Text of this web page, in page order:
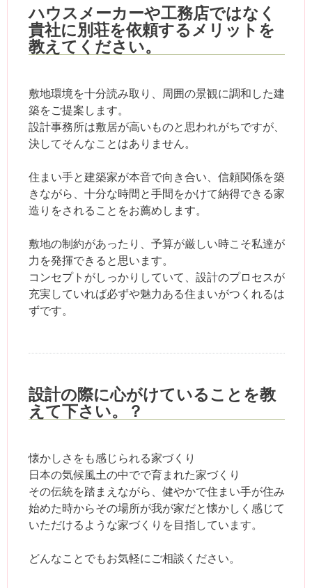
ハウスメーカーや工務店ではなく
貴社に別荘を依頼するメリットを
教えてください。
敷地環境を十分読み取り、周囲の景観に調和した建
築をご提案します。
設計事務所は敷居が高いものと思われがちですが、
決してそんなことはありません。
住まい手と建築家が本音で向き合い、信頼関係を築
きながら、十分な時間と手間をかけて納得できる家
造りをされることをお薦めします。
敷地の制約があったり、予算が厳しい時こそ私達が
力を発揮できると思います。
コンセプトがしっかりしていて、設計のプロセスが
充実していれば必ずや魅力ある住まいがつくれるは
ずです。
設計の際に心がけていることを教
えて下さい。？
懐かしさをも感じられる家づくり
日本の気候風土の中でで育まれた家づくり
その伝統を踏まえながら、健やかで住まい手が住み
始めた時からその場所が我が家だと懐かしく感じて
いただけるような家づくりを目指しています。
どんなことでもお気軽にご相談ください。